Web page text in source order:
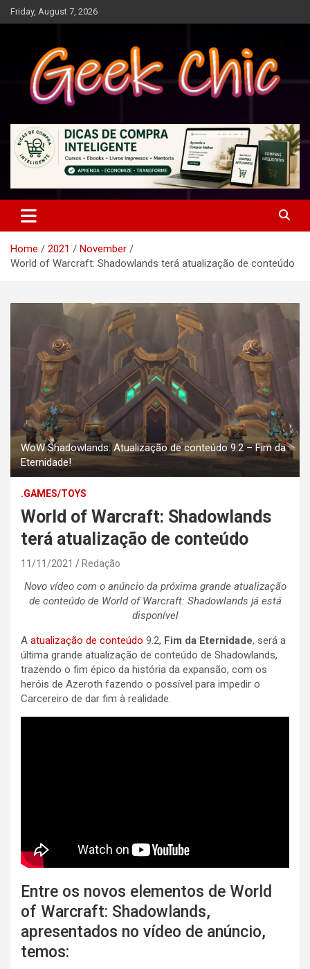
Skip
to
Friday, August 7, 2026
Geek Chic
Home 2021
November
World of Warcraft: Shadowlands terá atualização de conteúdo
WoW Shadowlands: Atualização de conteúdo 9.2 – Fim da
Eternidade!
.GAMES/TOYS
World of Warcraft: Shadowlands
terá atualização de conteúdo
11/11/2021 Redação
Novo vídeo com o anúncio da próxima grande atualização
de conteúdo de World of Warcraft: Shadowlands já está
disponível
A atualização de conteúdo 9.2, Fim da Eternidade, será a
última grande atualização de conteúdo de Shadowlands,
trazendo o fim épico da história da expansão, com os
heróis de Azeroth fazendo o possível para impedir o
Carcereiro de dar fim à realidade.
Entre os novos elementos de World
of Warcraft: Shadowlands,
apresentados no vídeo de anúncio,
temos: